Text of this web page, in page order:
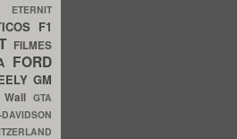
ETERNIT
F1
FILMES
FORD
GM
WallGTA